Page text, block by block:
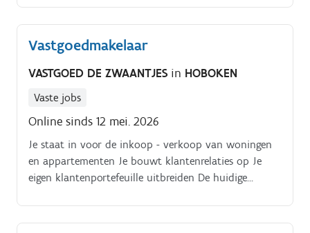
Vastgoedmakelaar
VASTGOED DE ZWAANTJES in HOBOKEN
Vaste jobs
Online sinds 12 mei. 2026
Je staat in voor de inkoop - verkoop van woningen
en appartementen Je bouwt klantenrelaties op Je
eigen klantenportefeuille uitbreiden De huidige